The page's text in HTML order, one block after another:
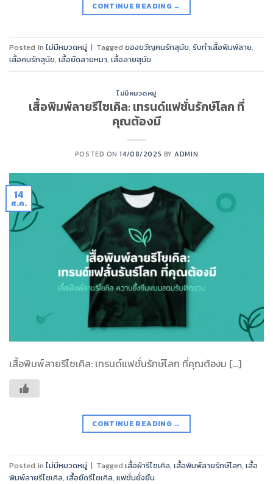
CONTINUE READING →
Posted in ไม่มีหมวดหมู่ | Tagged ของขวัญคนรักสุนัข, รับทำเสื้อพิมพ์ลาย,
เสื้อคนรักสุนัข, เสื้อยืดลายหมา, เสื้อลายสุนัข
ไม่มีหมวดหมู่
เสื้อพิมพ์ลายรีไซเคิล: เทรนด์แฟชั่นรักษ์โลก ที่
คุณต้องมี
POSTED ON14/08/2025 BYADMIN
14
ส.ค.
เสื้อพิมพ์ลายรีไซเคิล: เทรนด์แฟชั่นรักษ์โลก ที่คุณต้องม […]
CONTINUE READING →
Posted in ไม่มีหมวดหมู่ | Tagged เสื้อผ้ารีไซเคิล, เสื้อพิมพ์ลายรักษ์โลก, เสื้อ
พิมพ์ลายรีไซเคิล, เสื้อยืดรีไซเคิล, แฟชั่นยั่งยืน